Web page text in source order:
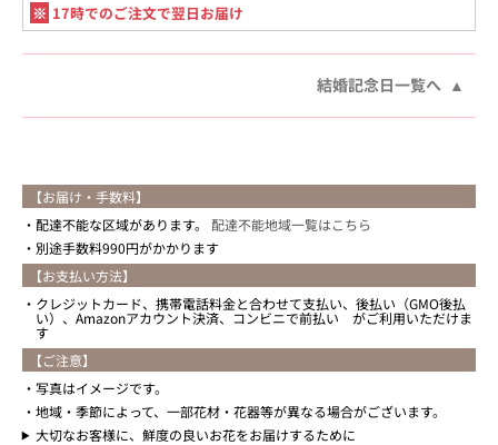
※ 17時でのご注文で翌日お届け
結婚記念日一覧へ
【お届け・手数料】
配達不能な区域があります。 配達不能地域一覧はこちら
別途手数料990円がかかります
【お支払い方法】
クレジットカード、携帯電話料金と合わせて支払い、後払い（GMO後払
い）、Amazonアカウント決済、コンビニで前払い がご利用いただけま
す
【ご注意】
写真はイメージです。
地域・季節によって、一部花材・花器等が異なる場合がございます。
大切なお客様に、鮮度の良いお花をお届けするために